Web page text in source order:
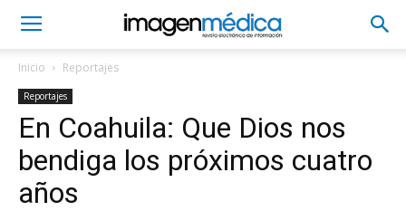
Inicio Reportajes
Reportajes
En Coahuila: Que Dios nos
bendiga los próximos cuatro
años